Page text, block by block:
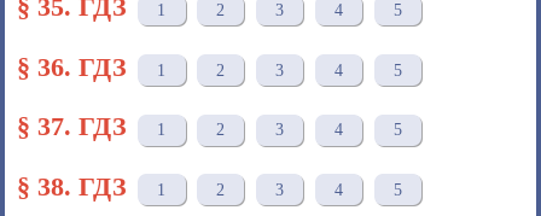
§ 35. ГДЗ 1 2 3 4 5
§ 36. ГДЗ 1 2 3 4 5
§ 37. ГДЗ 1 2 3 4 5
§ 38. ГДЗ 1 2 3 4 5